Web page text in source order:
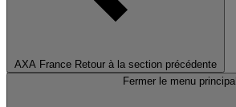
AXA France Retour à la section précédente
Fermer le menu principal